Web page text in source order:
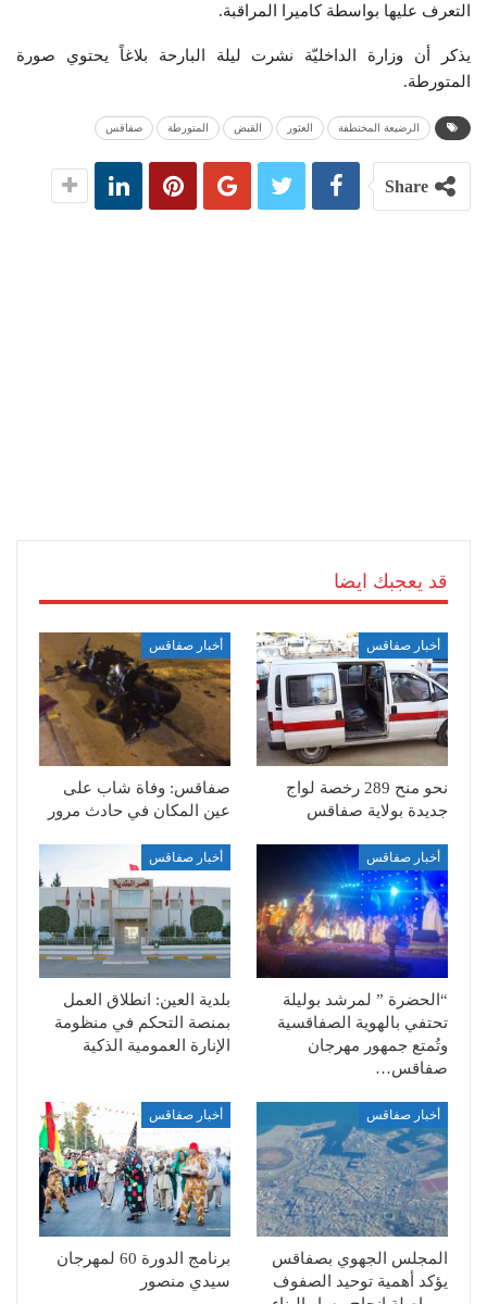
التعرف عليها بواسطة كاميرا المراقبة.
يذكر أن وزارة الداخليّة نشرت ليلة البارحة بلاغاً يحتوي صورة
المتورطة.
الرضيعة المختطفة العثور القبض المتورطة صفاقس
Share
قد يعجبك ايضا
أخبار صفاقس
نحو منح 289 رخصة لواج
جديدة بولاية صفاقس
أخبار صفاقس
صفاقس: وفاة شاب على
عين المكان في حادث مرور
أخبار صفاقس
“الحضرة ” لمرشد بوليلة
تحتفي بالهوية الصفاقسية
وتُمتع جمهور مهرجان
صفاقس…
أخبار صفاقس
بلدية العين: انطلاق العمل
بمنصة التحكم في منظومة
الإنارة العمومية الذكية
أخبار صفاقس
المجلس الجهوي بصفاقس
يؤكد أهمية توحيد الصفوف
أخبار صفاقس
برنامج الدورة 60 لمهرجان
سيدي منصور